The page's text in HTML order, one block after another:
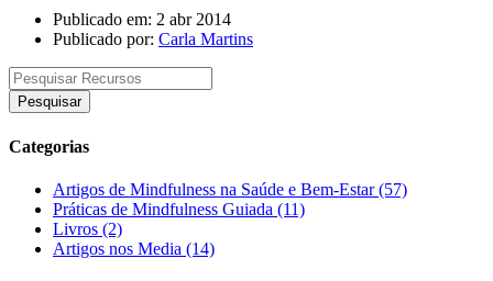
Publicado em: 2 abr 2014
Publicado por: Carla Martins
Pesquisar
Categorias
Artigos de Mindfulness na Saúde e Bem-Estar (57)
Práticas de Mindfulness Guiada (11)
Livros (2)
Artigos nos Media (14)